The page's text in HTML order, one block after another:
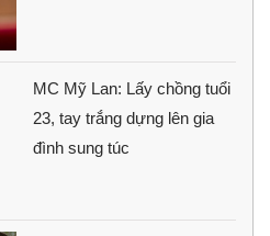
MC Mỹ Lan: Lấy chồng tuổi
23, tay trắng dựng lên gia
đình sung túc